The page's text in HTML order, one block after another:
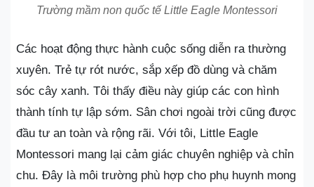
Trường mầm non quốc tế Little Eagle Montessori
Các hoạt động thực hành cuộc sống diễn ra thường
xuyên. Trẻ tự rót nước, sắp xếp đồ dùng và chăm
sóc cây xanh. Tôi thấy điều này giúp các con hình
thành tính tự lập sớm. Sân chơi ngoài trời cũng được
đầu tư an toàn và rộng rãi. Với tôi, Little Eagle
Montessori mang lại cảm giác chuyên nghiệp và chỉn
chu. Đây là môi trường phù hợp cho phụ huynh mong